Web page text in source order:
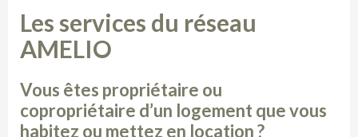
Les services du réseau
AMELIO
Vous êtes propriétaire ou
copropriétaire d’un logement que vous
habitez ou mettez en location ?